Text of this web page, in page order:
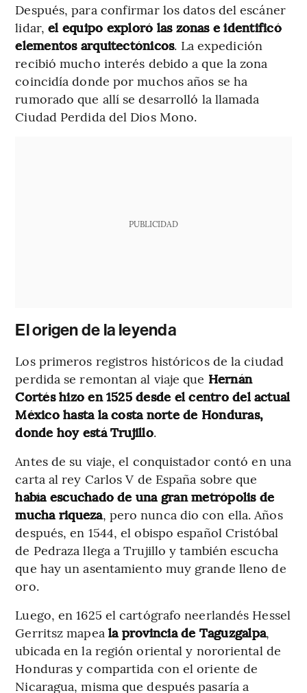
Después, para confirmar los datos del escáner
lidar, el equipo exploró las zonas e identificó
elementos arquitectónicos. La expedición
recibió mucho interés debido a que la zona
coincidía donde por muchos años se ha
rumorado que allí se desarrolló la llamada
Ciudad Perdida del Dios Mono.
PUBLICIDAD
El origen de la leyenda
Los primeros registros históricos de la ciudad
perdida se remontan al viaje que Hernán
Cortés hizo en 1525 desde el centro del actual
México hasta la costa norte de Honduras,
donde hoy está Trujillo.
Antes de su viaje, el conquistador contó en una
carta al rey Carlos V de España sobre que
había escuchado de una gran metrópolis de
mucha riqueza, pero nunca dio con ella. Años
después, en 1544, el obispo español Cristóbal
de Pedraza llega a Trujillo y también escucha
que hay un asentamiento muy grande lleno de
oro.
Luego, en 1625 el cartógrafo neerlandés Hessel
Gerritsz mapea la provincia de Taguzgalpa,
ubicada en la región oriental y nororiental de
Honduras y compartida con el oriente de
Nicaragua, misma que después pasaría a